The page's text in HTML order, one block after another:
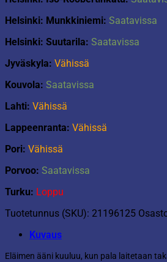
Helsinki: Munkkiniemi: Saatavissa
Helsinki: Suutarila: Saatavissa
Jyväskyla: Vähissä
Kouvola: Saatavissa
Lahti: Vähissä
Lappeenranta: Vähissä
Pori: Vähissä
Porvoo: Saatavissa
Turku: Loppu
Tuotetunnus (SKU): 21196125
Kuvaus
Eläimen ääni kuuluu, kun pala laitetaan